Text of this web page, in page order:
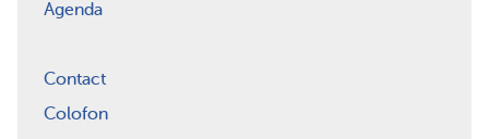
Agenda
Contact
Colofon